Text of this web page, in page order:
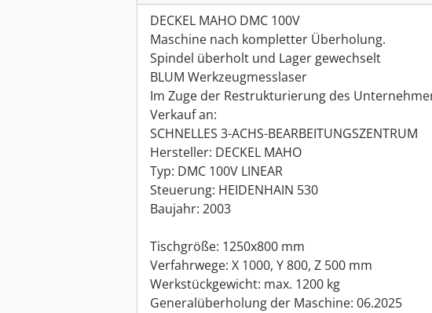
DECKEL MAHO DMC 100V
Maschine nach kompletter Überholung.
Spindel überholt und Lager gewechselt
BLUM Werkzeugmesslaser
Im Zuge der Restrukturierung des
Verkauf an:
SCHNELLES 3-ACHS-BEARBEITUNGSZENTRUM
Hersteller: DECKEL MAHO
Typ: DMC 100V LINEAR
Steuerung: HEIDENHAIN 530
Baujahr: 2003
Tischgröße: 1250x800 mm
Verfahrwege: X 1000, Y 800, Z 500 mm
Werkstückgewicht: max. 1200 kg
Generalüberholung der Maschine: 06.2025